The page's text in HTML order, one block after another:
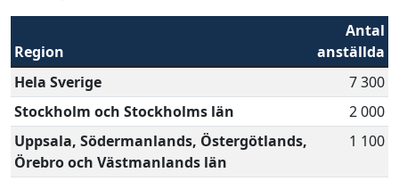
Region
Antal
anställda
Hela Sverige
7 300
Stockholm och Stockholms län
2 000
Uppsala, Södermanlands, Östergötlands,
Örebro och Västmanlands län
1 100